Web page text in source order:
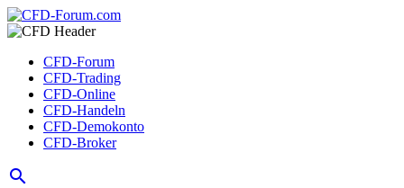
CFD-Forum
CFD-Trading
CFD-Online
CFD-Handeln
CFD-Demokonto
CFD-Broker
search